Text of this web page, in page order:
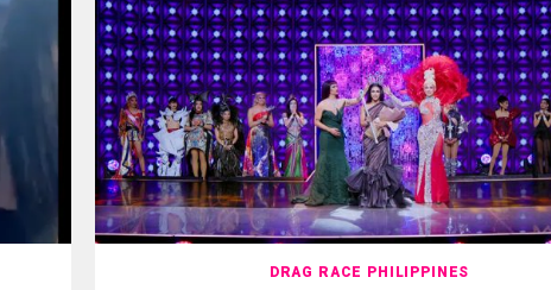
DRAG RACE PHILIPPINES